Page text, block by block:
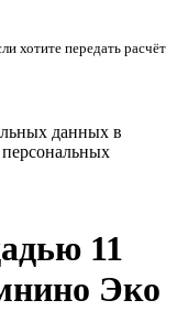
хотите передать расчёт
данных в
11
Эко